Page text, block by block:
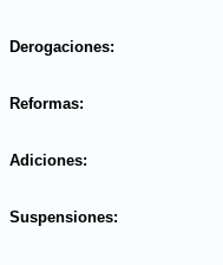
Derogaciones:
Reformas:
Adiciones:
Suspensiones: